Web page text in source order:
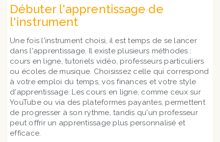
Débuter l'apprentissage de
l'instrument
Une fois l'instrument choisi, il est temps de se lancer
dans l'apprentissage. Il existe plusieurs méthodes :
cours en ligne, tutoriels vidéo, professeurs particuliers
ou écoles de musique. Choisissez celle qui correspond
à votre emploi du temps, vos finances et votre style
d'apprentissage. Les cours en ligne, comme ceux sur
YouTube ou via des plateformes payantes, permettent
de progresser à son rythme, tandis qu'un professeur
peut offrir un apprentissage plus personnalisé et
efficace.